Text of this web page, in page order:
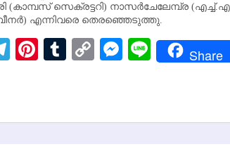
(കാമ്പസ് സെക്രട്ടറി) നാസര്‍ചേലേമ്പ്ര
എന്നിവരെ തെരഞ്ഞെടുത്തു.
Telegram
Pinterest
Tumblr
CopyMessenger
LineShare